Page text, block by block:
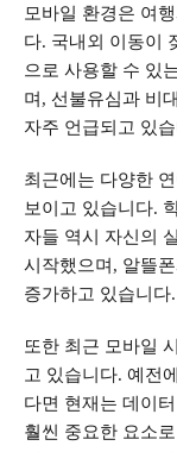
모바일 환경은 여
다. 국내외 이동이
으로 사용할 수 있
며, 선불유심과 비
자주 언급되고 있
최근에는 다양한
보이고 있습니다.
자들 역시 자신의
시작했으며, 알뜰
증가하고 있습니다.
또한 최근 모바일
고 있습니다. 예전
다면 현재는 데이
훨씬 중요한 요소